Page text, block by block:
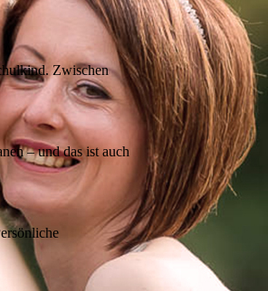
Zwischen
– und das ist auch